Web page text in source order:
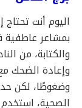
اليوم أنت
بمشاعر عاطفية
والكتابة، من
وإعادة الضحك
وضغوطًا، لكن
الصحية،